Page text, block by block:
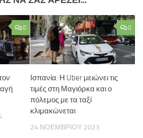
0 0
Ισπανία: Η Uber μειώνει τις
τιμές στη Μαγιόρκα και ο
πόλεμος με τα ταξί
κλιμακώνεται
24 ΝΟΕΜΒΡΊΟΥ 2023